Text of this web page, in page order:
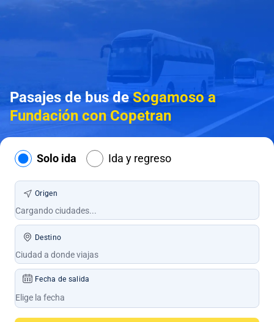
Pasajes de bus deSogamoso a
Fundación con Copetran
Solo ida Ida y regreso
Origen
Destino
Fecha de salida